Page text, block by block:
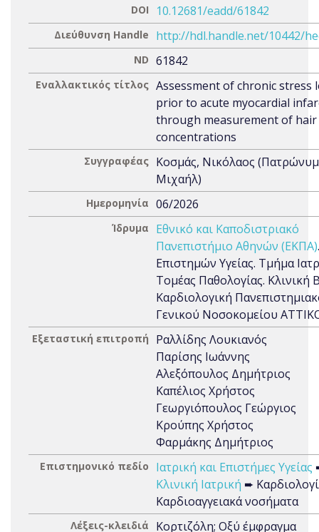
DOI 10.12681/eadd/61842
Διεύθυνση Handle http://hdl.handle.net/10442/
ND 61842
Εναλλακτικός τίτλος Assessment of chronic stress
prior to acute myocardial
through measurement of
concentrations
Συγγραφέας Κοσμάς, Νικόλαος
Μιχαήλ)
Ημερομηνία 06/2026
Ίδρυμα
Εθνικό και Καποδιστριακό
Πανεπιστήμιο Αθηνών (ΕΚΠΑ)
Επιστημών Υγείας. Τμήμα
Τομέας Παθολογίας. Κλινική
Καρδιολογική
Γενικού Νοσοκομείου
Εξεταστική επιτροπή
Ραλλίδης Λουκιανός
Παρίσης Ιωάννης
Αλεξόπουλος Δημήτριος
Καπέλιος Χρήστος
Γεωργιόπουλος Γεώργιος
Κρούπης Χρήστος
Φαρμάκης Δημήτριος
Επιστημονικό πεδίο Ιατρική και Επιστήμες Υγείας
Κλινική Ιατρική ➨
Καρδιοαγγειακά νοσήματα
Λέξεις-κλειδιά Κορτιζόλη; Οξύ έμφραγμα